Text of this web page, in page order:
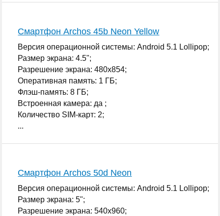
Смартфон Archos 45b Neon Yellow
Версия операционной системы: Android 5.1 Lollipop;
Размер экрана: 4.5";
Разрешение экрана: 480x854;
Оперативная память: 1 ГБ;
Флэш-память: 8 ГБ;
Встроенная камера: да ;
Количество SIM-карт: 2;
...
Смартфон Archos 50d Neon
Версия операционной системы: Android 5.1 Lollipop;
Размер экрана: 5";
Разрешение экрана: 540x960;